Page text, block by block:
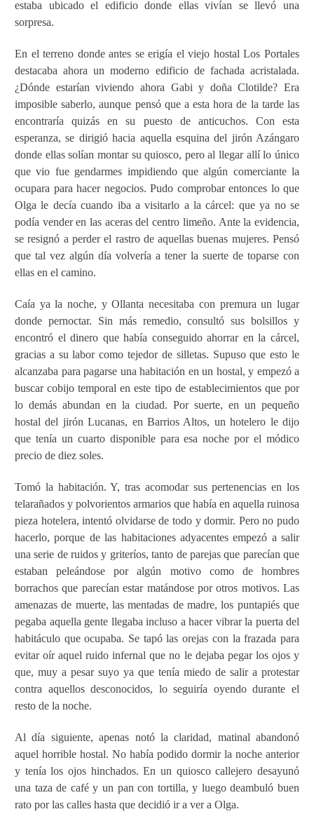
estaba ubicado el edificio donde ellas vivían se llevó una
sorpresa.
En el terreno donde antes se erigía el viejo hostal Los Portales
destacaba ahora un moderno edificio de fachada acristalada.
¿Dónde estarían viviendo ahora Gabi y doña Clotilde? Era
imposible saberlo, aunque pensó que a esta hora de la tarde las
encontraría quizás en su puesto de anticuchos. Con esta
esperanza, se dirigió hacia aquella esquina del jirón Azángaro
donde ellas solían montar su quiosco, pero al llegar allí lo único
que vio fue gendarmes impidiendo que algún comerciante la
ocupara para hacer negocios. Pudo comprobar entonces lo que
Olga le decía cuando iba a visitarlo a la cárcel: que ya no se
podía vender en las aceras del centro limeño. Ante la evidencia,
se resignó a perder el rastro de aquellas buenas mujeres. Pensó
que tal vez algún día volvería a tener la suerte de toparse con
ellas en el camino.
Caía ya la noche, y Ollanta necesitaba con premura un lugar
donde pernoctar. Sin más remedio, consultó sus bolsillos y
encontró el dinero que había conseguido ahorrar en la cárcel,
gracias a su labor como tejedor de silletas. Supuso que esto le
alcanzaba para pagarse una habitación en un hostal, y empezó a
buscar cobijo temporal en este tipo de establecimientos que por
lo demás abundan en la ciudad. Por suerte, en un pequeño
hostal del jirón Lucanas, en Barrios Altos, un hotelero le dijo
que tenía un cuarto disponible para esa noche por el módico
precio de diez soles.
Tomó la habitación. Y, tras acomodar sus pertenencias en los
telarañados y polvorientos armarios que había en aquella ruinosa
pieza hotelera, intentó olvidarse de todo y dormir. Pero no pudo
hacerlo, porque de las habitaciones adyacentes empezó a salir
una serie de ruidos y griteríos, tanto de parejas que parecían que
estaban peleándose por algún motivo como de hombres
borrachos que parecían estar matándose por otros motivos. Las
amenazas de muerte, las mentadas de madre, los puntapiés que
pegaba aquella gente llegaba incluso a hacer vibrar la puerta del
habitáculo que ocupaba. Se tapó las orejas con la frazada para
evitar oír aquel ruido infernal que no le dejaba pegar los ojos y
que, muy a pesar suyo ya que tenía miedo de salir a protestar
contra aquellos desconocidos, lo seguiría oyendo durante el
resto de la noche.
Al día siguiente, apenas notó la claridad, matinal abandonó
aquel horrible hostal. No había podido dormir la noche anterior
y tenía los ojos hinchados. En un quiosco callejero desayunó
una taza de café y un pan con tortilla, y luego deambuló buen
rato por las calles hasta que decidió ir a ver a Olga.